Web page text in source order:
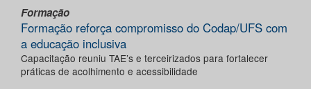
Formação
Formação reforça compromisso do Codap/UFS com
a educação inclusiva
Capacitação reuniu TAE’s e terceirizados para fortalecer
práticas de acolhimento e acessibilidade